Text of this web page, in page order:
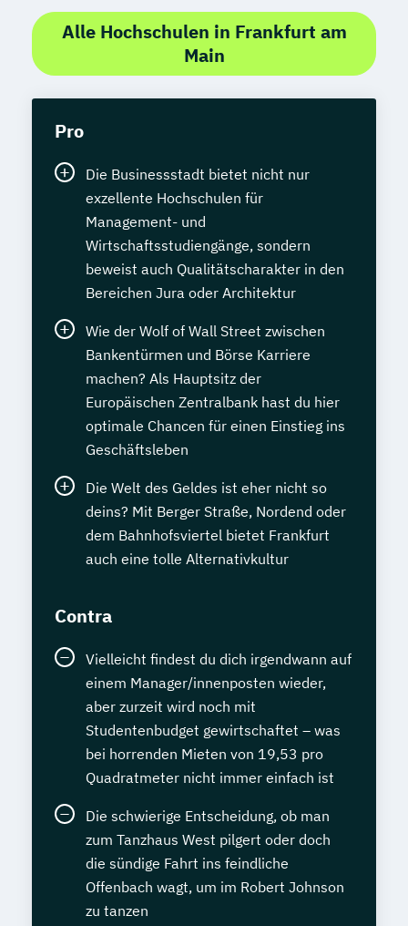
Alle Hochschulen in Frankfurt am
Main
Pro
Die Businessstadt bietet nicht nur
exzellente Hochschulen für
Management- und
Wirtschaftsstudiengänge, sondern
beweist auch Qualitätscharakter in den
Bereichen Jura oder Architektur
Wie der Wolf of Wall Street zwischen
Bankentürmen und Börse Karriere
machen? Als Hauptsitz der
Europäischen Zentralbank hast du hier
optimale Chancen für einen Einstieg ins
Geschäftsleben
Die Welt des Geldes ist eher nicht so
deins? Mit Berger Straße, Nordend oder
dem Bahnhofsviertel bietet Frankfurt
auch eine tolle Alternativkultur
Contra
Vielleicht findest du dich irgendwann auf
einem Manager/innenposten wieder,
aber zurzeit wird noch mit
Studentenbudget gewirtschaftet – was
bei horrenden Mieten von 19,53 pro
Quadratmeter nicht immer einfach ist
Die schwierige Entscheidung, ob man
zum Tanzhaus West pilgert oder doch
die sündige Fahrt ins feindliche
Offenbach wagt, um im Robert Johnson
zu tanzen